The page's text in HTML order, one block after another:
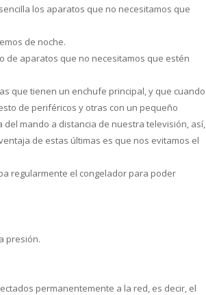
los aparatos que no necesitamos que
de noche.
de aparatos que no necesitamos que estén
que tienen un enchufe principal, y que cuando
de periféricos y otras con un pequeño
mando a distancia de nuestra televisión, así,
de estas últimas es que nos evitamos el
regularmente el congelador para poder
presión.
permanentemente a la red, es decir, el